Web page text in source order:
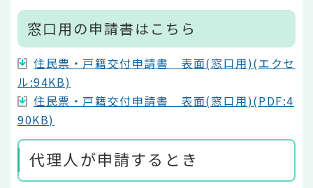
窓口用の申請書はこちら
住民票・戸籍交付申請書 表面(窓口用)(エクセ
ル:94KB)
住民票・戸籍交付申請書 表面(窓口用)(PDF:4
90KB)
代理人が申請するとき